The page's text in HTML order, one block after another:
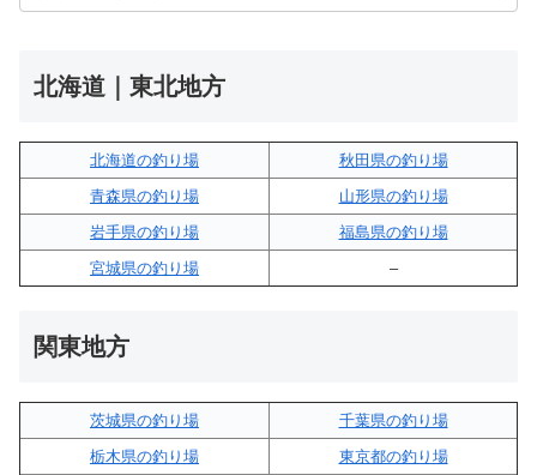
北海道｜東北地方
北海道の釣り場
秋田県の釣り場
青森県の釣り場
山形県の釣り場
岩手県の釣り場
福島県の釣り場
宮城県の釣り場
–
関東地方
茨城県の釣り場
千葉県の釣り場
栃木県の釣り場
東京都の釣り場